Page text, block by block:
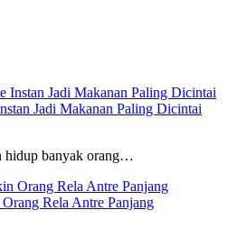
Jadi Makanan Paling Dicintai
hidup banyak orang…
Rela Antre Panjang